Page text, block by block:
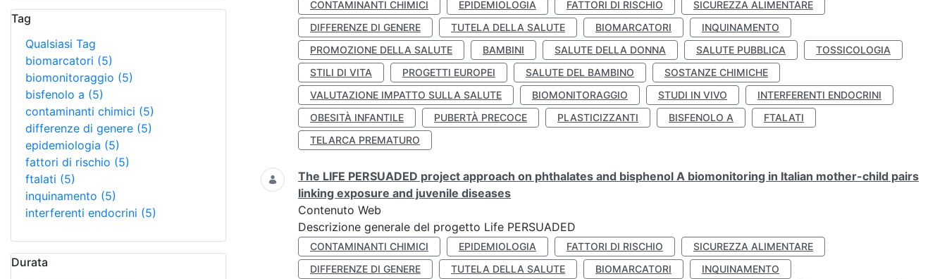
Tag
Qualsiasi Tag
biomarcatori (5)
biomonitoraggio (5)
bisfenolo a (5)
contaminanti chimici (5)
differenze di genere (5)
epidemiologia (5)
fattori di rischio (5)
ftalati (5)
inquinamento (5)
interferenti endocrini (5)
Durata
CONTAMINANTI CHIMICI EPIDEMIOLOGIA FATTORI DI RISCHIO
SICUREZZA ALIMENTARE
DIFFERENZE DI GENERE
TUTELA DELLA SALUTE BIOMARCATORI
INQUINAMENTO
PROMOZIONE DELLA SALUTE
BAMBINI SALUTE DELLA DONNA SALUTE PUBBLICA
TOSSICOLOGIA
STILI DI VITA
PROGETTI EUROPEI SALUTE DEL BAMBINO
SOSTANZE CHIMICHE
VALUTAZIONE IMPATTO SULLA SALUTE
BIOMONITORAGGIO STUDI IN VIVO
INTERFERENTI ENDOCRINI
OBESITÀ INFANTILE
PUBERTÀ PRECOCE PLASTICIZZANTI BISFENOLO A
FTALATI
TELARCA PREMATURO
The LIFE PERSUADED project approach on phthalates and bisphenol A biomonitoring in Italian mother-child pairs
linking exposure and juvenile diseases
Contenuto Web
Descrizione generale del progetto Life PERSUADED
CONTAMINANTI CHIMICI EPIDEMIOLOGIA FATTORI DI RISCHIO
SICUREZZA ALIMENTARE
DIFFERENZE DI GENERE
TUTELA DELLA SALUTE BIOMARCATORI
INQUINAMENTO